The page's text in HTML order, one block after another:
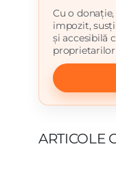
Cu o
impozit,
și accesibilă
ARTICOLE